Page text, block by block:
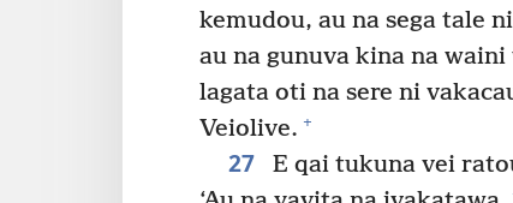
kemudou, au na sega tale
au na gunuva kina na
lagata oti na sere ni
Veiolive. +
27
E qai tukuna vei